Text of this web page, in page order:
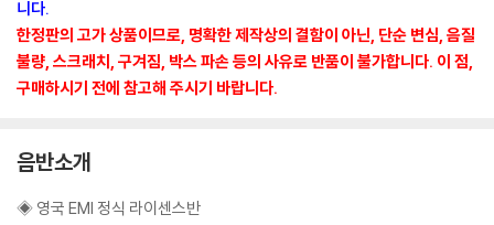
니다.
한정판의 고가 상품이므로, 명확한 제작상의 결함이 아닌, 단순 변심, 음질
불량, 스크래치, 구겨짐, 박스 파손 등의 사유로 반품이 불가합니다. 이 점,
구매하시기 전에 참고해 주시기 바랍니다.
음반소개
◈ 영국 EMI 정식 라이센스반